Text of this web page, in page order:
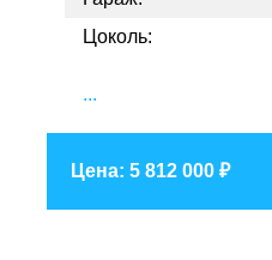
Цоколь:
...
Цена: 5 812 000 ₽